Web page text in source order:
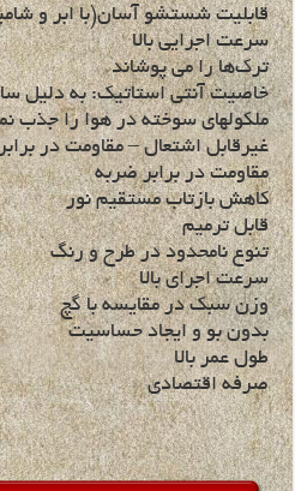
قابلیت شستشو آسان(با ابر و
سرعت اجرایی بالا
ترک‌ها را می پوشاند
خاصیت آنتی استاتیک: به دلیل
ملکولهای سوخته در هوا را جذب
غیرقابل اشتعال – مقاومت در
مقاومت در برابر ضربه
کاهش بازتاب مستقیم نور
قابل ترمیم
تنوع نامحدود در طرح و رنگ
سرعت اجرای بالا
وزن سبک در مقایسه با گچ
بدون بو و ایجاد حساسیت
طول عمر بالا
صرفه اقتصادی